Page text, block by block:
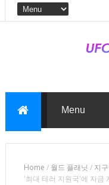
Home / 월드 플래닛 / 지
'최대 테러 지원국'에 자금